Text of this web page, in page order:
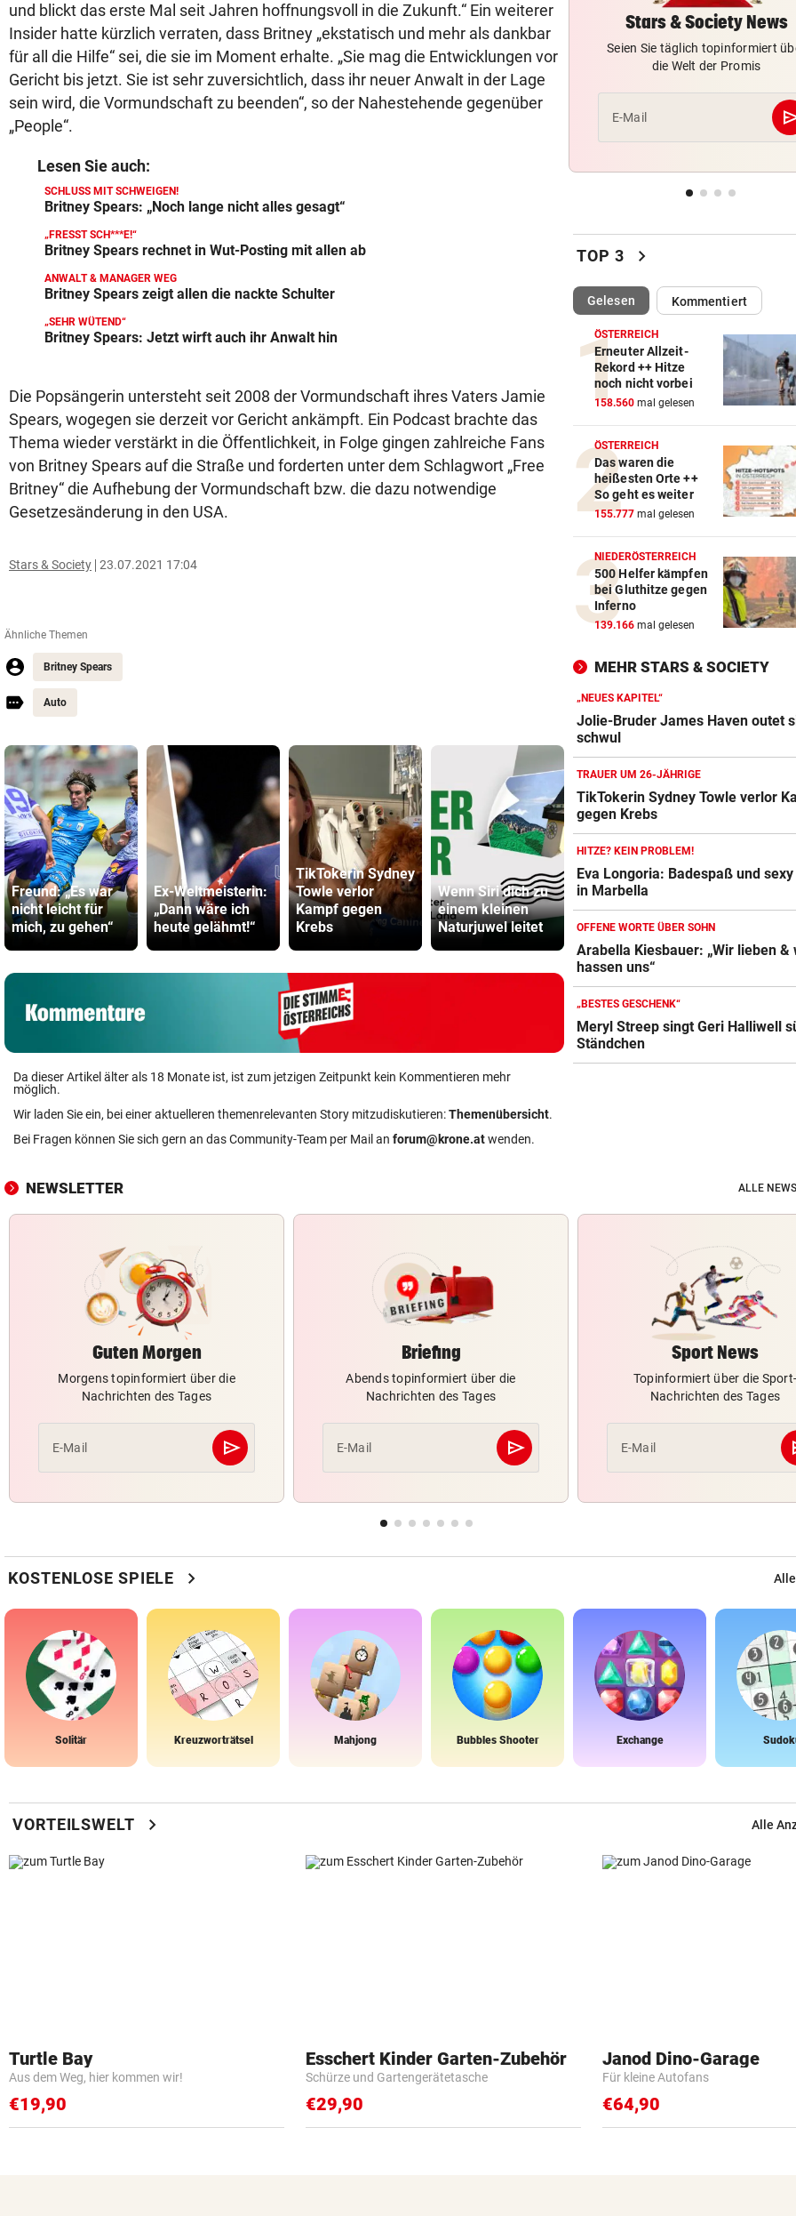
und blickt das erste Mal seit Jahren hoffnungsvoll in die Zukunft.“ Ein weiterer
Insider hatte kürzlich verraten, dass Britney „ekstatisch und mehr als dankbar
für all die Hilfe“ sei, die sie im Moment erhalte. „Sie mag die Entwicklungen vor
Gericht bis jetzt. Sie ist sehr zuversichtlich, dass ihr neuer Anwalt in der Lage
sein wird, die Vormundschaft zu beenden“, so der Nahestehende gegenüber
„People“.
Lesen Sie auch:
SCHLUSS MIT SCHWEIGEN!
Britney Spears: „Noch lange nicht alles gesagt“
„FRESST SCH***E!“
Britney Spears rechnet in Wut-Posting mit allen ab
ANWALT & MANAGER WEG
Britney Spears zeigt allen die nackte Schulter
„SEHR WÜTEND“
Britney Spears: Jetzt wirft auch ihr Anwalt hin
Die Popsängerin untersteht seit 2008 der Vormundschaft ihres Vaters Jamie
Spears, wogegen sie derzeit vor Gericht ankämpft. Ein Podcast brachte das
Thema wieder verstärkt in die Öffentlichkeit, in Folge gingen zahlreiche Fans
von Britney Spears auf die Straße und forderten unter dem Schlagwort „Free
Britney“ die Aufhebung der Vormundschaft bzw. die dazu notwendige
Gesetzesänderung in den USA.
Stars & Society 23.07.2021 17:04
Ähnliche Themen
Britney Spears
Auto
Freund: „Es war
nicht leicht für
mich, zu gehen“
Ex-Weltmeisterin:
„Dann wäre ich
heute gelähmt!“
TikTokerin Sydney
Towle verlor
Kampf gegen
Krebs
Wenn Siri dich zu
einem kleinen
Naturjuwel leitet
Wandergenüsse
rund um Bad
Schwanberg
Kanzler
„Der Satz
Da dieser Artikel älter als 18 Monate ist, ist zum jetzigen Zeitpunkt kein Kommentieren mehr
möglich.
Wir laden Sie ein, bei einer aktuelleren themenrelevanten Story mitzudiskutieren:Themenübersicht.
Bei Fragen können Sie sich gern an das Community-Team per Mail an forum@krone.atwenden.
Kiel, Lemgo & Kriens
SETZT SICH ZUR WEHR
TAGELANGER TERROR vor
Kanzler entschuldigt sich:
Satz ist falsch“
FEUERWEHR-AUSSTATTER
Waldbrände „befeuern“ das
Geschäft von Rosenbauer
PLÖTZLICH MIT DABEI vor
Thiem überrascht ÖFB-
im Trainingslager
„MÄCHTIG UND SCHÖN“ vor
Mann (37) gesteht
in den USA
FRAGE DES TAGES
Bekommen Mütter genug
Unterstützung vom Staat?
TRAGISCHER UNFALL vor
schwer verletzt
APPELL IM LUXUS-HOTEL vor
Bayern mahnt Konkurrenz:
kann es nicht sein!“
HARTWIG IN ST. PÖLTEN vor 2
Filmreife Rückkehr des
„Weltmeister-Sprosses“
Stars & Society News
Seien Sie täglich topinformiert
die Welt der Promis
E-Mail
TOP 3 chevron_right
Gelesen(ausgewählt)Kommentiert
ÖSTERREICH
Erneuter Allzeit-
Rekord ++ Hitze
noch nicht vorbei
158.560 mal gelesen
ÖSTERREICH
Das waren die
heißesten Orte ++
So geht es weiter
155.777 mal gelesen
NIEDERÖSTERREICH
500 Helfer kämpfen
bei Gluthitze gegen
Inferno
139.166 mal gelesen
MEHR STARS & SOCIETY
„NEUES KAPITEL“
Jolie-Bruder James Haven outet
schwul
TRAUER UM 26-JÄHRIGE
TikTokerin Sydney Towle verlor
gegen Krebs
HITZE? KEIN PROBLEM!
Eva Longoria: Badespaß und
in Marbella
OFFENE WORTE ÜBER SOHN
Arabella Kiesbauer: „Wir lieben &
hassen uns“
„BESTES GESCHENK“
Meryl Streep singt Geri Halliwell
Ständchen
NEWSLETTER ALLE
Guten Morgen
Morgens topinformiert über die
Nachrichten des Tages
E-Mail send
Abschicken
Briefing
Abends topinformiert über die
Nachrichten des Tages
E-Mail send
Abschicken
Sport News
Topinformiert über die Sport-
Nachrichten des Tages
E-Mail
KOSTENLOSE SPIELE chevron_right
Solitär Kreuzworträtsel Mahjong Bubbles Shooter Exchange
VORTEILSWELT chevron_right Alle
Turtle Bay
Aus dem Weg, hier kommen wir!
€19,90
Esschert Kinder Garten-Zubehör
Schürze und Gartengerätetasche
€29,90
Janod Dino-Garage
Für kleine Autofans
€64,90